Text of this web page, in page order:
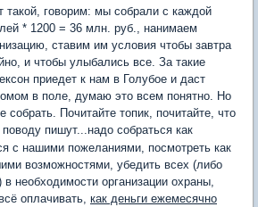
такой, говорим: мы собрали с каждой
* 1200 = 36 млн. руб., нанимаем
ставим им условия чтобы завтра
и чтобы улыбались все. За такие
приедет к нам в Голубое и даст
в поле, думаю это всем понятно. Но
собрать. Почитайте топик, почитайте, что
пишут...надо собраться как
с нашими пожеланиями, посмотреть как
возможностями, убедить всех (либо
необходимости организации охраны,
оплачивать, как деньги ежемесячно